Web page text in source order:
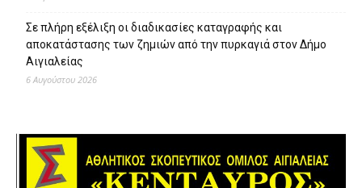
Σε πλήρη εξέλιξη οι διαδικασίες καταγραφής και
αποκατάστασης των ζημιών από την πυρκαγιά στον Δήμο
Αιγιαλείας
6 Αυγούστου 2026